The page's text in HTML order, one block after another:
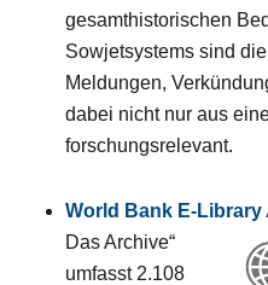
gesamthistorischen
Sowjetsystems sind
Meldungen,
dabei nicht nur aus
forschungsrelevant.
World Bank E-Library
Das Archive“
umfasst 2.108